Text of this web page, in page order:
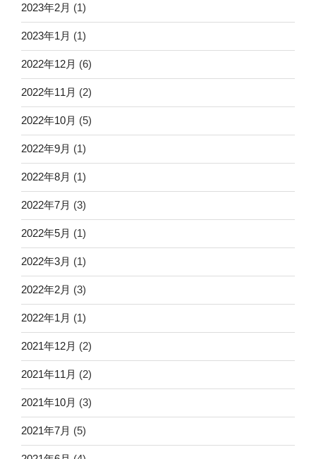
2023年2月 (1)
2023年1月 (1)
2022年12月 (6)
2022年11月 (2)
2022年10月 (5)
2022年9月 (1)
2022年8月 (1)
2022年7月 (3)
2022年5月 (1)
2022年3月 (1)
2022年2月 (3)
2022年1月 (1)
2021年12月 (2)
2021年11月 (2)
2021年10月 (3)
2021年7月 (5)